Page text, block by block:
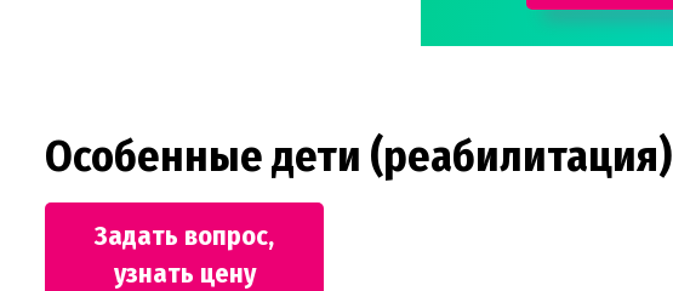
Особенные дети (реабилитация)
Задать вопрос,
узнать цену